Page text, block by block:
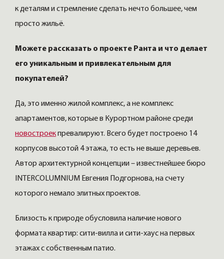
к деталям и стремление сделать нечто большее, чем
просто жильё.
Можете рассказать о проекте Ранта и что делает
его уникальным и привлекательным для
покупателей?
Да, это именно жилой комплекс, а не комплекс
апартаментов, которые в Курортном районе среди
новостроекпревалируют. Всего будет построено 14
корпусов высотой 4 этажа, то есть не выше деревьев.
Автор архитектурной концепции – известнейшее бюро
INTERCOLUMNIUM Евгения Подгорнова, на счету
которого немало элитных проектов.
Близость к природе обусловила наличие нового
формата квартир: сити-вилла и сити-хаус на первых
этажах с собственным патио.